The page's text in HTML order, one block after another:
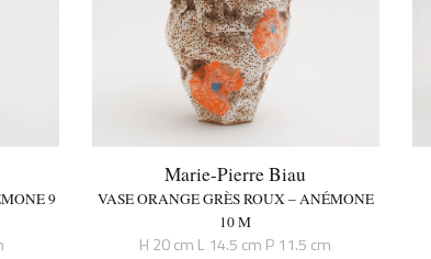
9
Marie-Pierre Biau
VASE ORANGE GRÈS ROUX – ANÉMONE
10 M
H 20 cm L 14.5 cm P 11.5 cm